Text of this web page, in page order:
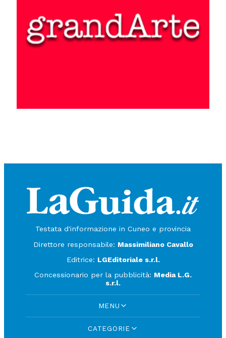
Testata d'informazione in Cuneo e provincia
Direttore responsabile: Massimiliano Cavallo
Editrice: LGEditoriale s.r.l.
Concessionario per la pubblicità: Media L.G.
s.r.l.
MENU
CATEGORIE